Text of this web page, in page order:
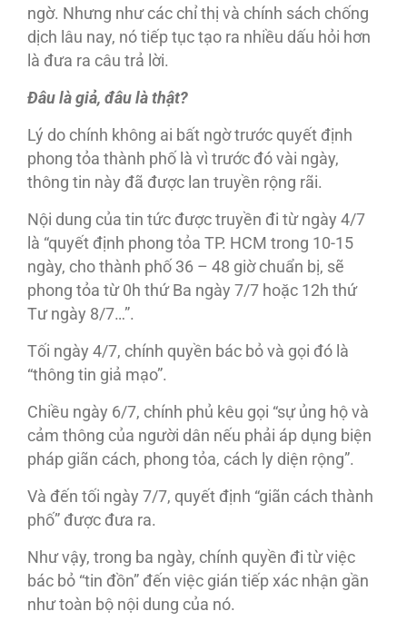
ngờ. Nhưng như các chỉ thị và chính sách chống
dịch lâu nay, nó tiếp tục tạo ra nhiều dấu hỏi hơn
là đưa ra câu trả lời.
Đâu là giả, đâu là thật?
Lý do chính không ai bất ngờ trước quyết định
phong tỏa thành phố là vì trước đó vài ngày,
thông tin này đã được lan truyền rộng rãi.
Nội dung của tin tức được truyền đi từ ngày 4/7
là “quyết định phong tỏa TP. HCM trong 10-15
ngày, cho thành phố 36 – 48 giờ chuẩn bị, sẽ
phong tỏa từ 0h thứ Ba ngày 7/7 hoặc 12h thứ
Tư ngày 8/7…”.
Tối ngày 4/7, chính quyền bác bỏ và gọi đó là
“thông tin giả mạo”.
Chiều ngày 6/7, chính phủ kêu gọi “sự ủng hộ và
cảm thông của người dân nếu phải áp dụng biện
pháp giãn cách, phong tỏa, cách ly diện rộng”.
Và đến tối ngày 7/7, quyết định “giãn cách thành
phố” được đưa ra.
Như vậy, trong ba ngày, chính quyền đi từ việc
bác bỏ “tin đồn” đến việc gián tiếp xác nhận gần
như toàn bộ nội dung của nó.